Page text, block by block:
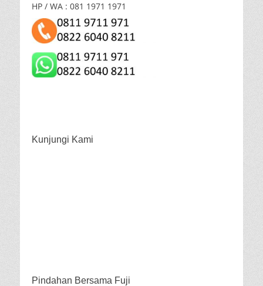
HP / WA : 081 1971 1971
Kunjungi Kami
Pindahan Bersama Fuji